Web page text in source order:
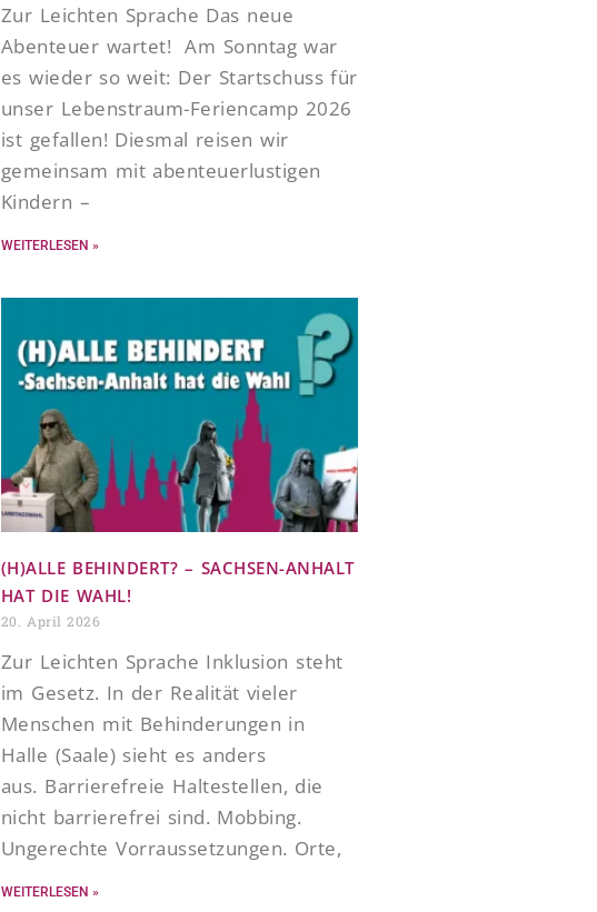
Zur Leichten Sprache Das neue
Abenteuer wartet! Am Sonntag war
es wieder so weit: Der Startschuss für
unser Lebenstraum-Feriencamp 2026
ist gefallen! Diesmal reisen wir
gemeinsam mit abenteuerlustigen
Kindern –
WEITERLESEN »
(H)ALLE BEHINDERT? – SACHSEN-ANHALT
HAT DIE WAHL!
20. April 2026
Zur Leichten Sprache Inklusion steht
im Gesetz. In der Realität vieler
Menschen mit Behinderungen in
Halle (Saale) sieht es anders
aus. Barrierefreie Haltestellen, die
nicht barrierefrei sind. Mobbing.
Ungerechte Vorraussetzungen. Orte,
WEITERLESEN »